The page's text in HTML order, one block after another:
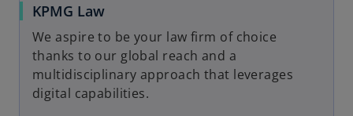
KPMG Law
We aspire to be your law firm of choice
thanks to our global reach and a
multidisciplinary approach that leverages
digital capabilities.